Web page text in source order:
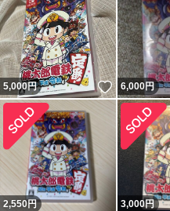
5,000円 いいね！
6,000円
2,550円 3,000円